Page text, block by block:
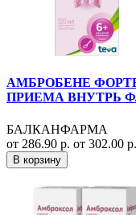
АМБРОБЕНЕ ФОРТЕ
ПРИЕМА ВНУТРЬ
БАЛКАНФАРМА
от 286.90 р. от 302.00 р.
В корзину